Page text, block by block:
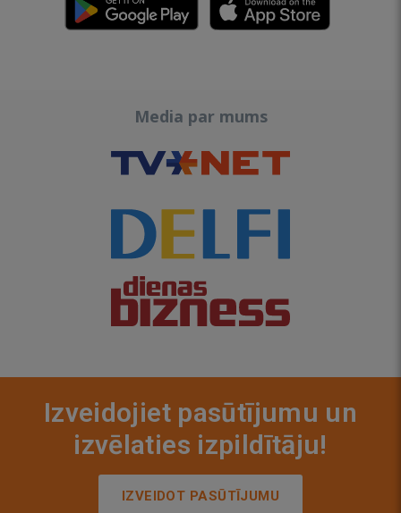
Media par mums
Izveidojiet pasūtījumu un
izvēlaties izpildītāju!
IZVEIDOT PASŪTĪJUMU